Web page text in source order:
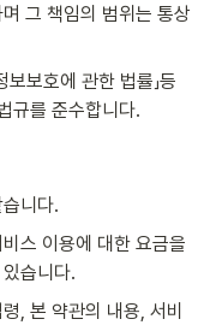
그 책임의 범위는 통상
보호에 관한 법률」등
규를 준수합니다.
니다.
스 이용에 대한 요금을
습니다.
, 본 약관의 내용, 서비